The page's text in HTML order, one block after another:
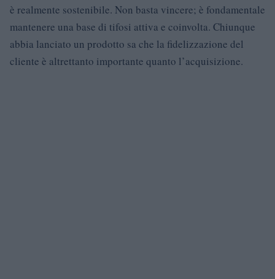
è realmente sostenibile. Non basta vincere; è fondamentale
mantenere una base di tifosi attiva e coinvolta. Chiunque
abbia lanciato un prodotto sa che la fidelizzazione del
cliente è altrettanto importante quanto l’acquisizione.